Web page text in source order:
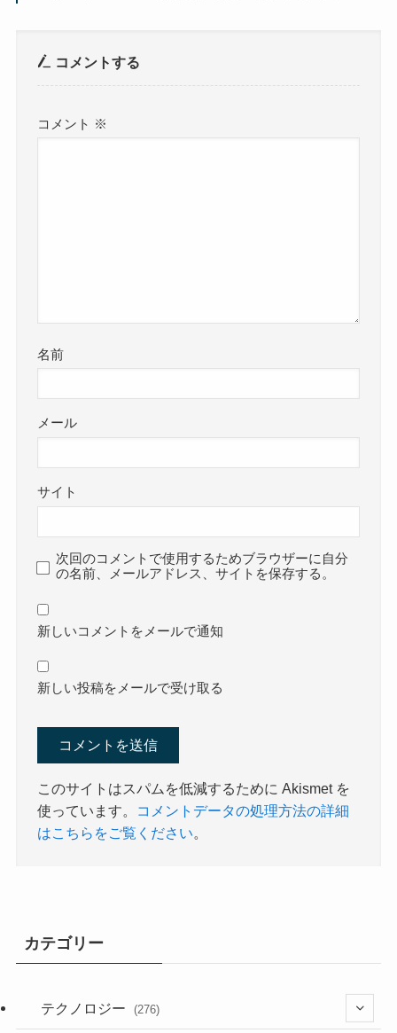
コメントする
コメント ※
名前
メール
サイト
次回のコメントで使用するためブラウザーに自分
の名前、メールアドレス、サイトを保存する。
新しいコメントをメールで通知
新しい投稿をメールで受け取る
このサイトはスパムを低減するために Akismet を
使っています。
コメントデータの処理方法の詳細
はこちらをご覧ください。
カテゴリー
テクノロジー (276)